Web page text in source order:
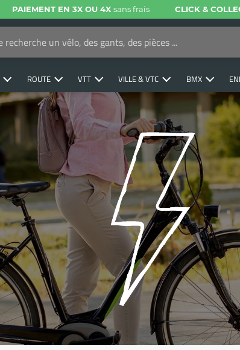
PAIEMENT EN 3X OU 4Xsans frais CLICK &
ROUTE VTT VILLE & VTC BMX